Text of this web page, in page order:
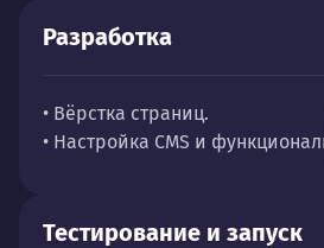
Разработка
• Вёрстка страниц.
• Настройка CMS и
Тестирование и запуск